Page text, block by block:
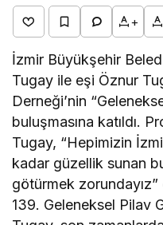
+
İzmir Büyükşehir
Tugay ile eşi Öznur
Derneği’nin
buluşmasına katıldı.
Tugay, “Hepimizin
kadar güzellik sunan
götürmek
139. Geleneksel Pilav